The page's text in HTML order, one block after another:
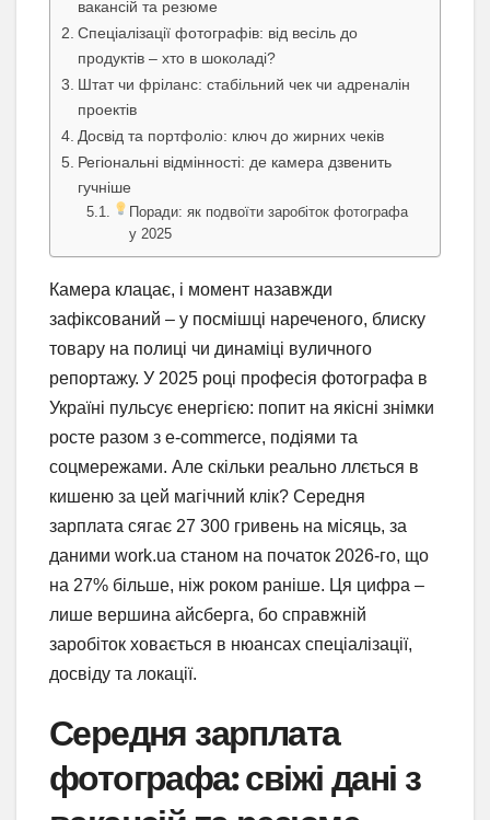
вакансій та резюме
Спеціалізації фотографів: від весіль до
продуктів – хто в шоколаді?
Штат чи фріланс: стабільний чек чи адреналін
проектів
Досвід та портфоліо: ключ до жирних чеків
Регіональні відмінності: де камера дзвенить
гучніше
Поради: як подвоїти заробіток фотографа
у 2025
Камера клацає, і момент назавжди
зафіксований – у посмішці нареченого, блиску
товару на полиці чи динаміці вуличного
репортажу. У 2025 році професія фотографа в
Україні пульсує енергією: попит на якісні знімки
росте разом з e-commerce, подіями та
соцмережами. Але скільки реально ллється в
кишеню за цей магічний клік? Середня
зарплата сягає 27 300 гривень на місяць, за
даними work.ua станом на початок 2026-го, що
на 27% більше, ніж роком раніше. Ця цифра –
лише вершина айсберга, бо справжній
заробіток ховається в нюансах спеціалізації,
досвіду та локації.
Середня зарплата
фотографа: свіжі дані з